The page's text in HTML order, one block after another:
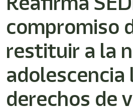
Este
directo
lector
de
pantalla
ayudarle
compromiso
restituir a la
adolescencia
derechos de